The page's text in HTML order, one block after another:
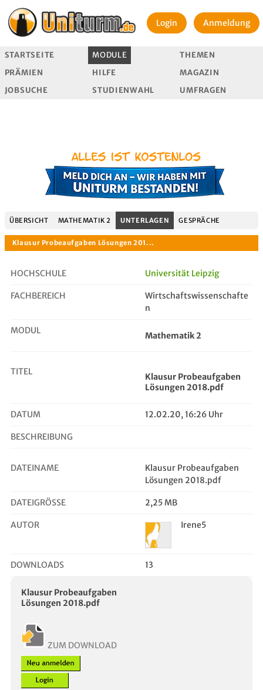
Login Anmeldung
STARTSEITE MODULE
THEMEN
PRÄMIEN
HILFE
MAGAZIN
JOBSUCHE
STUDIENWAHL UMFRAGEN
ÜBERSICHT MATHEMATIK 2 UNTERLAGEN GESPRÄCHE
HOCHSCHULE Universität Leipzig
FACHBEREICH
Wirtschaftswissenschafte
n
MODUL Mathematik 2
TITEL
Klausur Probeaufgaben
Lösungen 2018.pdf
DATUM 12.02.20, 16:26 Uhr
BESCHREIBUNG
DATEINAME
Klausur Probeaufgaben
Lösungen 2018.pdf
DATEIGRÖSSE 2,25 MB
AUTOR Irene5
DOWNLOADS 13
Klausur Probeaufgaben
Lösungen 2018.pdf
ZUM DOWNLOAD